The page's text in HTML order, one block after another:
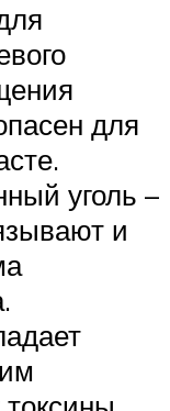
для
уголь –
и